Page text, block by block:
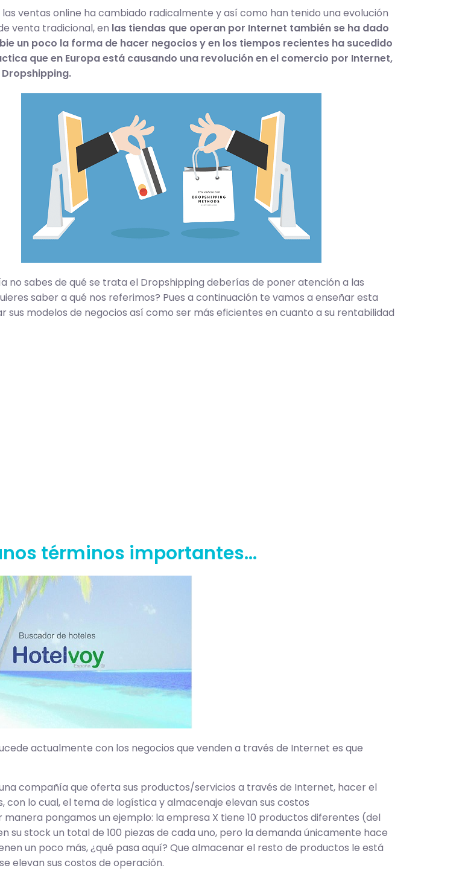
las ventas online ha cambiado radicalmente y así como han tenido una evolución
venta tradicional, en las tiendas que operan por Internet también se ha dado
un poco la forma de hacer negocios y en los tiempos recientes ha sucedido
que en Europa está causando una revolución en el comercio por Internet,
sabes de qué se trata el Dropshipping deberías de poner atención a las
saber a qué nos referimos? Pues a continuación te vamos a enseñar esta
modelos de negocios así como ser más eficientes en cuanto a su rentabilidad
términos importantes…
actualmente con los negocios que venden a través de Internet es que
compañía que oferta sus productos/servicios a través de Internet, hacer el
lo cual, el tema de logística y almacenaje elevan sus costos
pongamos un ejemplo: la empresa X tiene 10 productos diferentes (del
su stock un total de 100 piezas de cada uno, pero la demanda únicamente hace
un poco más, ¿qué pasa aquí? Que almacenar el resto de productos le está
elevan sus costos de operación.